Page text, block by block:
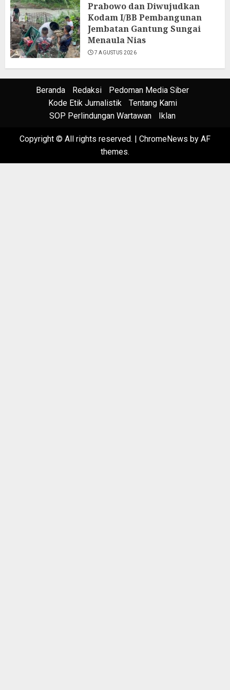
Prabowo dan Diwujudkan
Kodam I/BB Pembangunan
Jembatan Gantung Sungai
Menaula Nias
7 AGUSTUS 2026
Beranda Redaksi
Pedoman Media Siber
Kode Etik Jurnalistik
Tentang Kami
SOP Perlindungan Wartawan
Iklan
Copyright © All rights reserved. | ChromeNews by AF
themes.